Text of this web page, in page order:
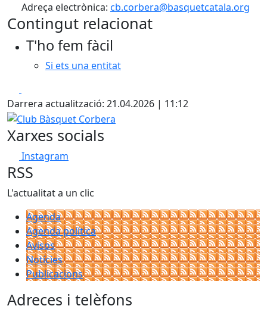
Adreça electrònica: cb.corbera@basquetcatala.org
Contingut relacionat
T'ho fem fàcil
Si ets una entitat
Darrera actualització: 21.04.2026 | 11:12
Club Bàsquet Corbera
Xarxes socials
Instagram
RSS
L'actualitat a un clic
Agenda
Agenda política
Avisos
Notícies
Publicacions
Adreces i telèfons